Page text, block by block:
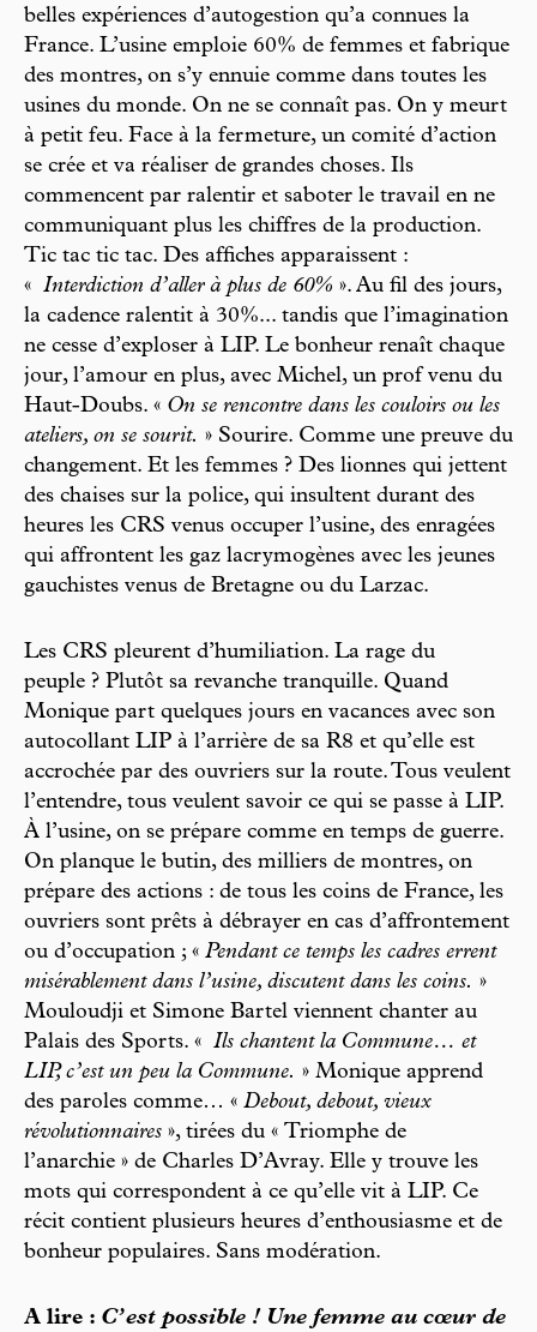
belles expériences d’autogestion qu’a connues la
France. L’usine emploie 60% de femmes et fabrique
des montres, on s’y ennuie comme dans toutes les
usines du monde. On ne se connaît pas. On y meurt
à petit feu. Face à la fermeture, un comité d’action
se crée et va réaliser de grandes choses. Ils
commencent par ralentir et saboter le travail en ne
communiquant plus les chiffres de la production.
Tic tac tic tac. Des affiches apparaissent :
« Interdiction d’aller à plus de 60% ». Au fil des jours,
la cadence ralentit à 30%... tandis que l’imagination
ne cesse d’exploser à LIP. Le bonheur renaît chaque
jour, l’amour en plus, avec Michel, un prof venu du
Haut-Doubs. « On se rencontre dans les couloirs ou les
ateliers, on se sourit. » Sourire. Comme une preuve du
changement. Et les femmes ? Des lionnes qui jettent
des chaises sur la police, qui insultent durant des
heures les CRS venus occuper l’usine, des enragées
qui affrontent les gaz lacrymogènes avec les jeunes
gauchistes venus de Bretagne ou du Larzac.
Les CRS pleurent d’humiliation. La rage du
peuple ? Plutôt sa revanche tranquille. Quand
Monique part quelques jours en vacances avec son
autocollant LIP à l’arrière de sa R8 et qu’elle est
accrochée par des ouvriers sur la route. Tous veulent
l’entendre, tous veulent savoir ce qui se passe à LIP.
À l’usine, on se prépare comme en temps de guerre.
On planque le butin, des milliers de montres, on
prépare des actions : de tous les coins de France, les
ouvriers sont prêts à débrayer en cas d’affrontement
ou d’occupation ; « Pendant ce temps les cadres errent
misérablement dans l’usine, discutent dans les coins. »
Mouloudji et Simone Bartel viennent chanter au
Palais des Sports. « Ils chantent la Commune… et
LIP, c’est un peu la Commune. » Monique apprend
des paroles comme… « Debout, debout, vieux
révolutionnaires », tirées du « Triomphe de
l’anarchie » de Charles D’Avray. Elle y trouve les
mots qui correspondent à ce qu’elle vit à LIP. Ce
récit contient plusieurs heures d’enthousiasme et de
bonheur populaires. Sans modération.
A lire : C’est possible ! Une femme au cœur de